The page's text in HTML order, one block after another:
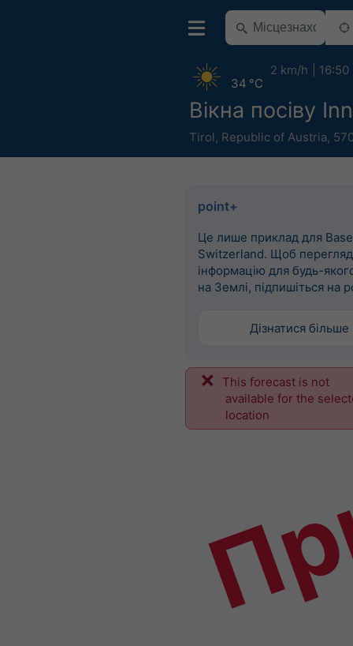
Вікна посіву
Tirol, Republic of Austria,
34 °C
2 km/h 16:50
point+
Це лише приклад для
Switzerland. Щоб
інформацію для будь-
на Землі, підпишіться на
Дізнатися більше
This forecast is not
available for the
location